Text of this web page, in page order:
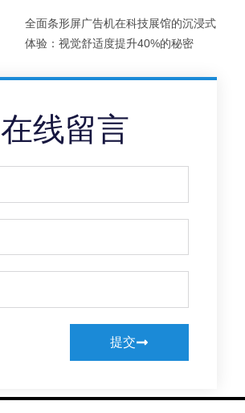
全面条形屏广告机在科技展馆的沉浸式
体验：视觉舒适度提升40%的秘密
在线留言
提交